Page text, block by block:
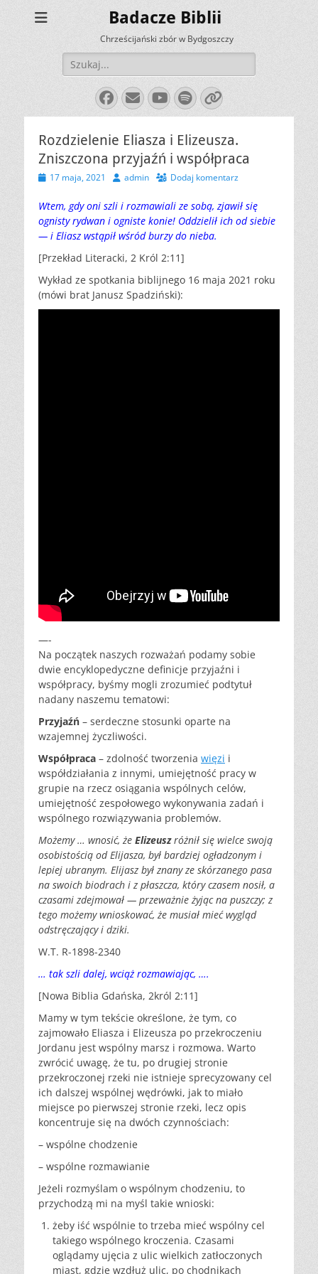
Badacze Biblii
Chrześcijański zbór w Bydgoszczy
Szukaj:
Facebook
E-
mail
YouTube
Spotify
Link
Rozdzielenie Eliasza i Elizeusza.
Zniszczona przyjaźń i współpraca
Opublikowano
17 maja, 2021 Autoradmin Dodaj komentarz
Wtem, gdy oni szli i rozmawiali ze sobą, zjawił się
ognisty rydwan i ogniste konie! Oddzielił ich od siebie
— i Eliasz wstąpił wśród burzy do nieba.
[Przekład Literacki, 2 Król 2:11]
Wykład ze spotkania biblijnego 16 maja 2021 roku
(mówi brat Janusz Spadziński):
—-
Na początek naszych rozważań podamy sobie
dwie encyklopedyczne definicje przyjaźni i
współpracy, byśmy mogli zrozumieć podtytuł
nadany naszemu tematowi:
Przyjaźń – serdeczne stosunki oparte na
wzajemnej życzliwości.
Współpraca – zdolność tworzenia więzi i
współdziałania z innymi, umiejętność pracy w
grupie na rzecz osiągania wspólnych celów,
umiejętność zespołowego wykonywania zadań i
wspólnego rozwiązywania problemów.
Możemy … wnosić, że Elizeuszróżnił się wielce swoją
osobistością od Elijasza, był bardziej ogładzonym i
lepiej ubranym. Elijasz był znany ze skórzanego pasa
na swoich biodrach i z płaszcza, który czasem nosił, a
czasami zdejmował — przeważnie żyjąc na puszczy; z
tego możemy wnioskować, że musiał mieć wygląd
odstręczający i dziki.
W.T. R-1898-2340
… tak szli dalej, wciąż rozmawiając, ….
[Nowa Biblia Gdańska, 2król 2:11]
Mamy w tym tekście określone, że tym, co
zajmowało Eliasza i Elizeusza po przekroczeniu
Jordanu jest wspólny marsz i rozmowa. Warto
zwrócić uwagę, że tu, po drugiej stronie
przekroczonej rzeki nie istnieje sprecyzowany cel
ich dalszej wspólnej wędrówki, jak to miało
miejsce po pierwszej stronie rzeki, lecz opis
koncentruje się na dwóch czynnościach:
– wspólne chodzenie
– wspólne rozmawianie
Jeżeli rozmyślam o wspólnym chodzeniu, to
przychodzą mi na myśl takie wnioski:
żeby iść wspólnie to trzeba mieć wspólny cel
takiego wspólnego kroczenia. Czasami
oglądamy ujęcia z ulic wielkich zatłoczonych
miast, gdzie wzdłuż ulic, po chodnikach